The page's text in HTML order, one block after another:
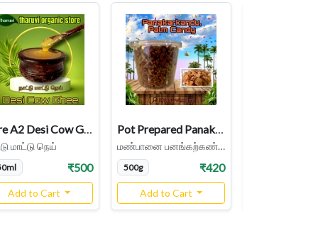
மாட்டு நெய்
₹500
Add to Cart
Pot Prepared Panakarkandu | Palm Candy | Traditional Method
மண்பானை பனங்கற்கண்டு
500g ₹420
Add to Cart